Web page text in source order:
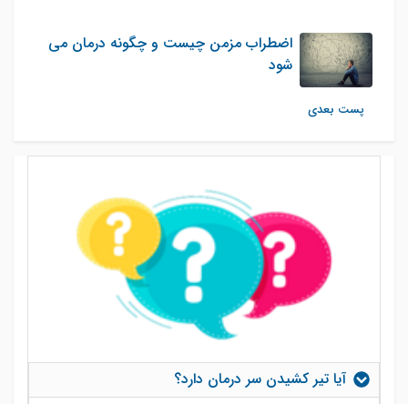
پست بعدی
اضطراب مزمن چیست و چگونه درمان می
شود
آیا تیر کشیدن سر درمان دارد؟